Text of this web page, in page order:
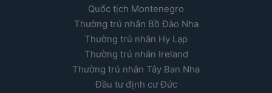
Quốc tịch Montenegro
Thường trú nhân Bồ Đào Nha
Thường trú nhân Hy Lạp
Thường trú nhân Ireland
Thường trú nhân Tây Ban Nha
Đầu tư định cư Đức